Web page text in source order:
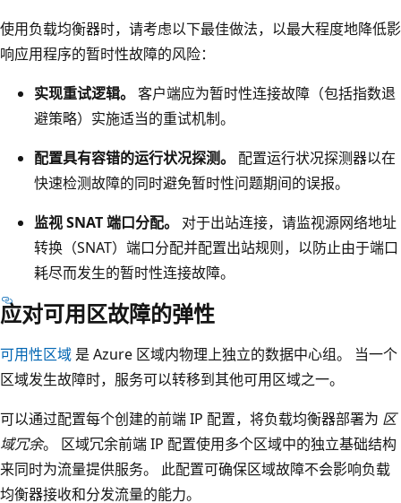
使用负载均衡器时，请考虑以下最佳做法，以最大程度地降低影
响应用程序的暂时性故障的风险：
实现重试逻辑。 客户端应为暂时性连接故障（包括指数退
避策略）实施适当的重试机制。
配置具有容错的运行状况探测。
配置运行状况探测器以在
快速检测故障的同时避免暂时性问题期间的误报。
监视 SNAT 端口分配。
对于出站连接，请监视源网络地址
转换（SNAT）端口分配并配置出站规则，以防止由于端口
耗尽而发生的暂时性连接故障。
应对可用区故障的弹性
可用性区域 是 Azure 区域内物理上独立的数据中心组。 当一个
区域发生故障时，服务可以转移到其他可用区域之一。
可以通过配置每个创建的前端 IP 配置，将负载均衡器部署为 区
域冗余。 区域冗余前端 IP 配置使用多个区域中的独立基础结构
来同时为流量提供服务。 此配置可确保区域故障不会影响负载
均衡器接收和分发流量的能力。